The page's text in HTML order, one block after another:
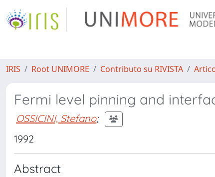
IRIS Root UNIMORE Contributo su RIVISTA
Fermi level pinning and
OSSICINI, Stefano;
1992
Abstract